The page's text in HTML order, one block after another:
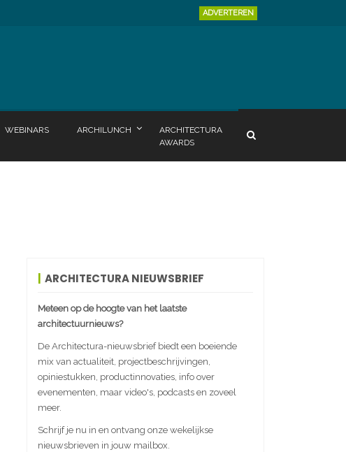
ADVERTEREN
WEBINARS ARCHILUNCH
ARCHITECTURA
AWARDS
ARCHITECTURA NIEUWSBRIEF
Meteen op de hoogte van het laatste
architectuurnieuws?
De Architectura-nieuwsbrief biedt een boeiende
mix van actualiteit, projectbeschrijvingen,
opiniestukken, productinnovaties, info over
evenementen, maar video's, podcasts en zoveel
meer.
Schrijf je nu in en ontvang onze wekelijkse
nieuwsbrieven in jouw mailbox.